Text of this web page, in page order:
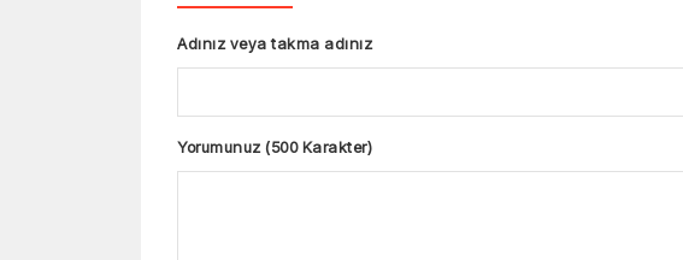
Adınız veya takma adınız
Yorumunuz (500 Karakter)